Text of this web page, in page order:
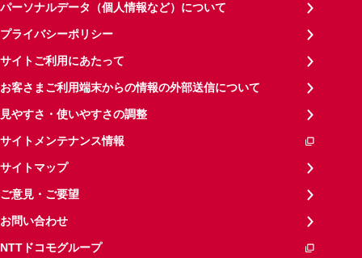
パーソナルデータ（個人情報など）について
プライバシーポリシー
サイトご利用にあたって
お客さまご利用端末からの情報の外部送信について
見やすさ・使いやすさの調整
サイトメンテナンス情報
サイトマップ
ご意見・ご要望
お問い合わせ
NTTドコモグループ